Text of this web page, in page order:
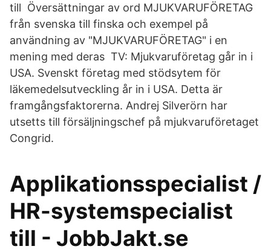
till Översättningar av ord MJUKVARUFÖRETAG
från svenska till finska och exempel på
användning av "MJUKVARUFÖRETAG" i en
mening med deras TV: Mjukvaruföretag går in i
USA. Svenskt företag med stödsytem för
läkemedelsutveckling år in i USA. Detta är
framgångsfaktorerna. Andrej Silverörn har
utsetts till försäljningschef på mjukvaruföretaget
Congrid.
Applikationsspecialist /
HR-systemspecialist
till - JobbJakt.se